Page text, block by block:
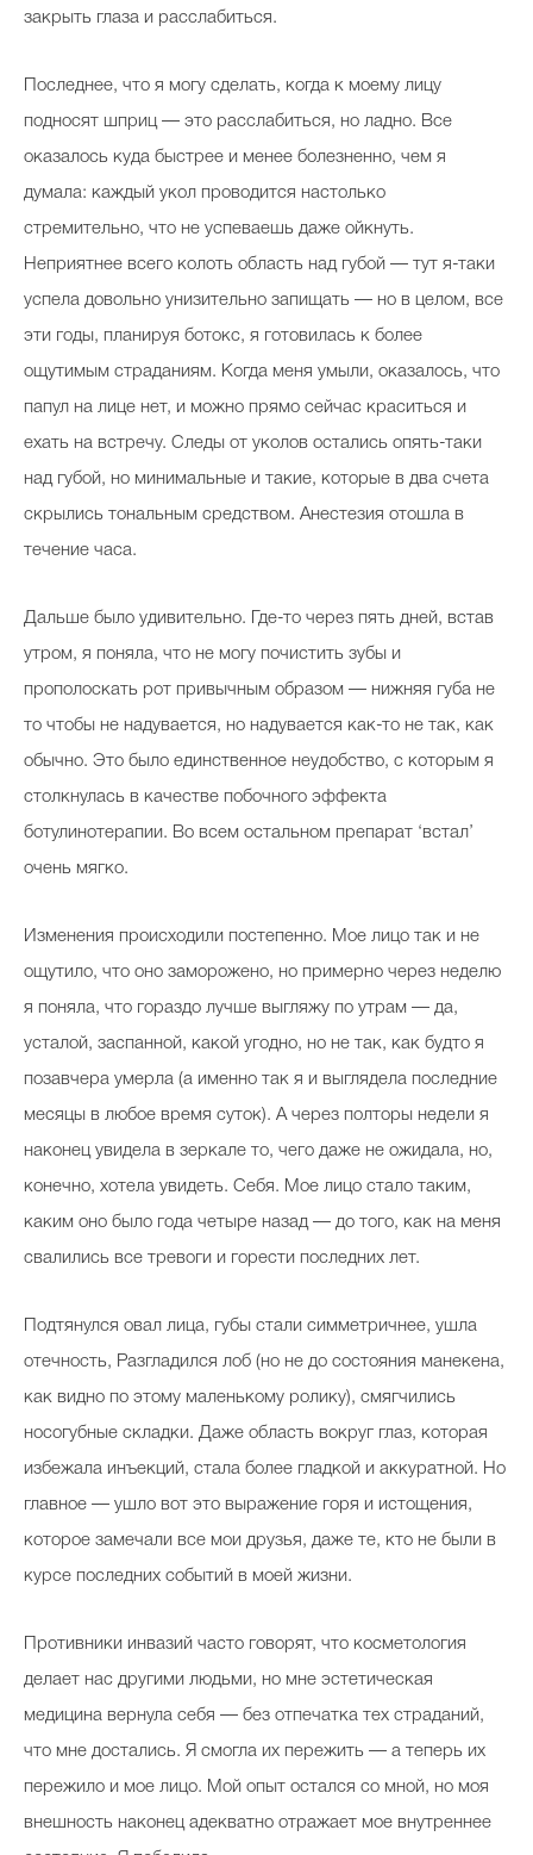
закрыть глаза и расслабиться.
Последнее, что я могу сделать, когда к моему лицу
подносят шприц — это расслабиться, но ладно. Все
оказалось куда быстрее и менее болезненно, чем я
думала: каждый укол проводится настолько
стремительно, что не успеваешь даже ойкнуть.
Неприятнее всего колоть область над губой — тут я-таки
успела довольно унизительно запищать — но в целом, все
эти годы, планируя ботокс, я готовилась к более
ощутимым страданиям. Когда меня умыли, оказалось, что
папул на лице нет, и можно прямо сейчас краситься и
ехать на встречу. Следы от уколов остались опять-таки
над губой, но минимальные и такие, которые в два счета
скрылись тональным средством. Анестезия отошла в
течение часа.
Дальше было удивительно. Где-то через пять дней, встав
утром, я поняла, что не могу почистить зубы и
прополоскать рот привычным образом — нижняя губа не
то чтобы не надувается, но надувается как-то не так, как
обычно. Это было единственное неудобство, с которым я
столкнулась в качестве побочного эффекта
ботулинотерапии. Во всем остальном препарат ‘встал’
очень мягко.
Изменения происходили постепенно. Мое лицо так и не
ощутило, что оно заморожено, но примерно через неделю
я поняла, что гораздо лучше выгляжу по утрам — да,
усталой, заспанной, какой угодно, но не так, как будто я
позавчера умерла (а именно так я и выглядела последние
месяцы в любое время суток). А через полторы недели я
наконец увидела в зеркале то, чего даже не ожидала, но,
конечно, хотела увидеть. Себя. Мое лицо стало таким,
каким оно было года четыре назад — до того, как на меня
свалились все тревоги и горести последних лет.
Подтянулся овал лица, губы стали симметричнее, ушла
отечность, Разгладился лоб (но не до состояния манекена,
как видно по этому маленькому ролику), смягчились
носогубные складки. Даже область вокруг глаз, которая
избежала инъекций, стала более гладкой и аккуратной. Но
главное — ушло вот это выражение горя и истощения,
которое замечали все мои друзья, даже те, кто не были в
курсе последних событий в моей жизни.
Противники инвазий часто говорят, что косметология
делает нас другими людьми, но мне эстетическая
медицина вернула себя — без отпечатка тех страданий,
что мне достались. Я смогла их пережить — а теперь их
пережило и мое лицо. Мой опыт остался со мной, но моя
внешность наконец адекватно отражает мое внутреннее